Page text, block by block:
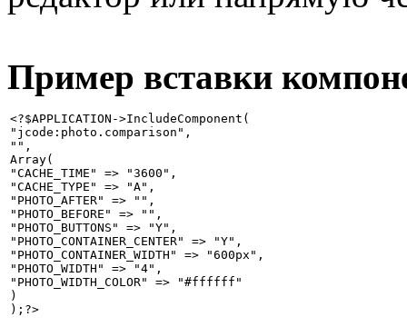
Пример вставки
<?$APPLICATION->IncludeComponent(
"jcode:photo.comparison",
"",
Array(
"CACHE_TIME" => "3600",
"CACHE_TYPE" => "A",
"PHOTO_AFTER" => "",
"PHOTO_BEFORE" => "",
"PHOTO_BUTTONS" => "Y",
"PHOTO_CONTAINER_CENTER" => "Y",
"PHOTO_CONTAINER_WIDTH" => "600px",
"PHOTO_WIDTH" => "4",
"PHOTO_WIDTH_COLOR" => "#ffffff"
)